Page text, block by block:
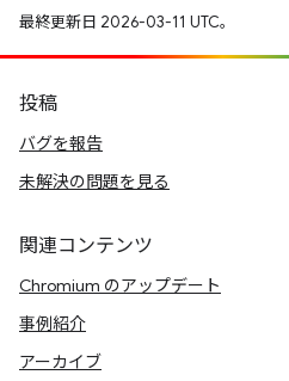
最終更新日 2026-03-11 UTC。
投稿
バグを報告
未解決の問題を見る
関連コンテンツ
Chromium のアップデート
事例紹介
アーカイブ